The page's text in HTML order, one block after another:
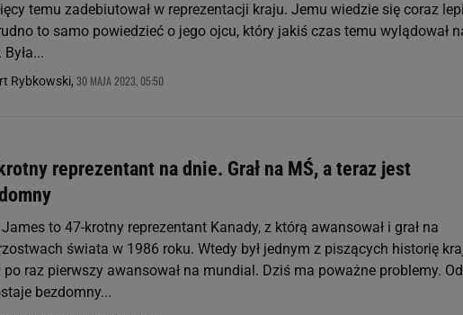
temu zadebiutował w reprezentacji kraju. Jemu wiedzie się coraz
to samo powiedzieć o jego ojcu, który jakiś czas temu wylądował
Rybkowski, 30 MAJA 2023, 05:50
reprezentant na dnie. Grał na MŚ, a teraz jest
to 47-krotny reprezentant Kanady, z którą awansował i grał na
świata w 1986 roku. Wtedy był jednym z piszących historię
po raz pierwszy awansował na mundial. Dziś ma poważne problemy.
bezdomny...